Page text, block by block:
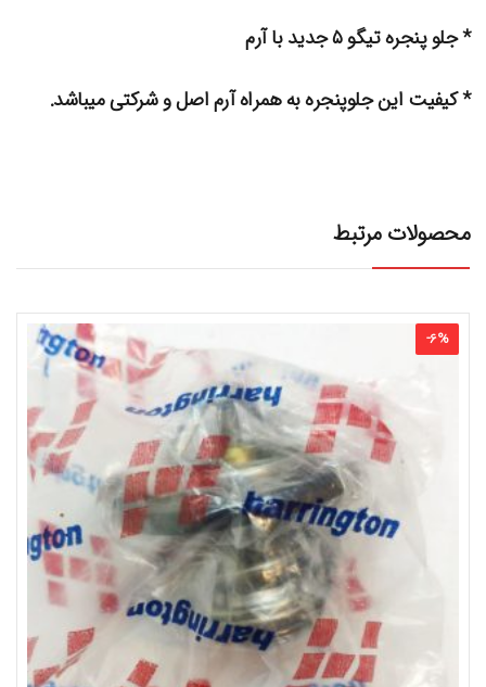
* جلو پنجره تیگو ۵ جدید با آرم
* کیفیت این جلوپنجره به همراه آرم اصل و شرکتی میباشد.
محصولات مرتبط
-6%